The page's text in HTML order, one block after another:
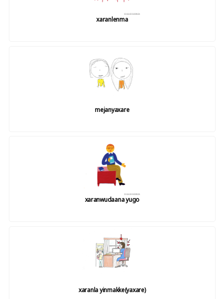
xaranlenma
mejanyaxare
xaranwudaana yugo
xaranla yinmakke(yaxare)